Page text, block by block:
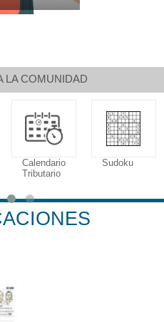
LA COMUNIDAD
Calendario
Tributario
Sudoku